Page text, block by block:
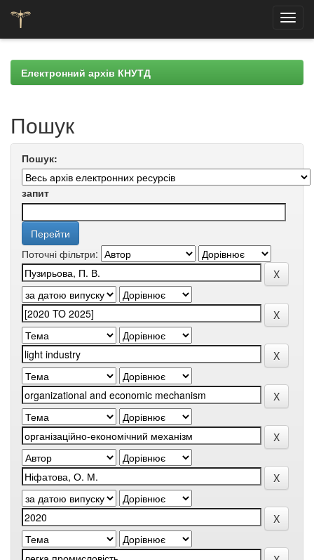
navigationЕлектронний архів КНУТД
Пошук
Пошук:
запит
Поточні фільтри: